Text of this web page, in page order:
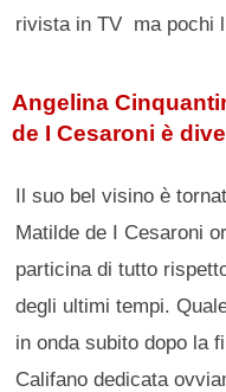
rivista in TV ma pochi
Angelina
de I Cesaroni è
Il suo bel visino è
Matilde de I Cesaroni
particina di tutto
degli ultimi tempi.
in onda subito dopo la
Califano dedicata